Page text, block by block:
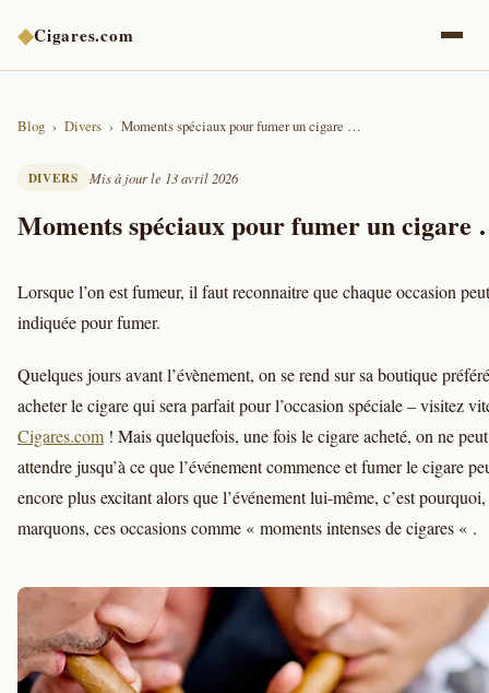
◆Cigares.com
Blog Divers Moments spéciaux pour fumer un cigare …
DIVERS Mis à jour le 13 avril 2026
Moments spéciaux pour fumer un
Lorsque l’on est fumeur, il faut reconnaitre que chaque occasion
indiquée pour fumer.
Quelques jours avant l’évènement, on se rend sur sa boutique
acheter le cigare qui sera parfait pour l’occasion spéciale – visitez
Cigares.com ! Mais quelquefois, une fois le cigare acheté, on ne
attendre jusqu’à ce que l’événement commence et fumer le cigare
encore plus excitant alors que l’événement lui-même, c’est
marquons, ces occasions comme « moments intenses de cigares « .